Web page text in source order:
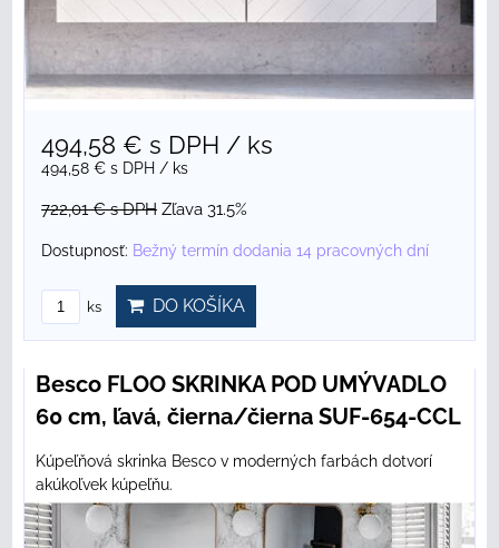
494,58 € s DPH / ks
494,58 € s DPH / ks
722,01 €s DPH Zľava 31.5%
Dostupnosť: Bežný termín dodania 14 pracovných dní
ks DO KOŠÍKA
Besco FLOO SKRINKA POD UMÝVADLO
60 cm, ľavá, čierna/čierna SUF-654-CCL
Kúpeľňová skrinka Besco v moderných farbách dotvorí
akúkoľvek kúpeľňu.